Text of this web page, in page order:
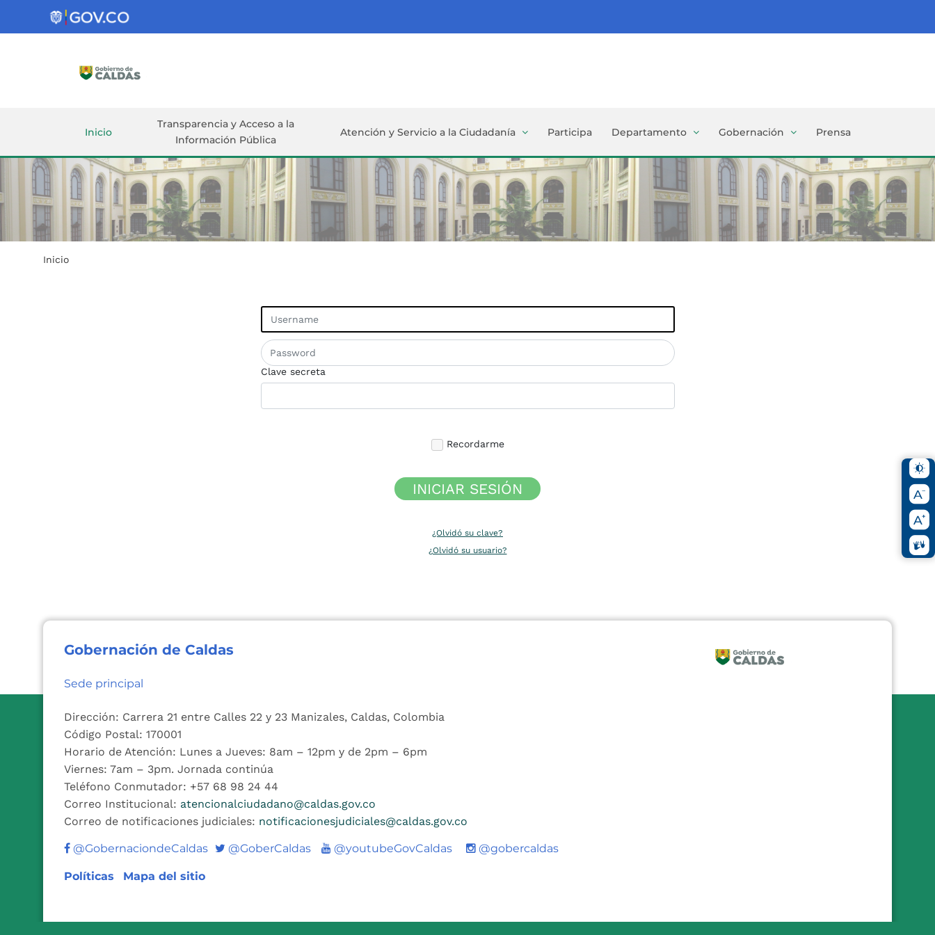
Gobernación
Inicio
Transparencia y Acceso a la
Información Pública
Atención y Servicio a la Ciudadanía Participa Departamento Gobernación Prensa
Inicio
Clave secreta
Recordarme
INICIAR SESIÓN
¿Olvidó su clave?
¿Olvidó su usuario?
Gobernación de Caldas
Sede principal
Dirección: Carrera 21 entre Calles 22 y 23 Manizales, Caldas, Colombia
Código Postal: 170001
Horario de Atención: Lunes a Jueves: 8am – 12pm y de 2pm – 6pm
Viernes: 7am – 3pm. Jornada continúa
Teléfono Conmutador: +57 68 98 24 44
Correo Institucional: atencionalciudadano@caldas.gov.co
Correo de notificaciones judiciales: notificacionesjudiciales@caldas.gov.co
@GobernaciondeCaldas Twitter
@GoberCaldas Youtube
@youtubeGovCaldas @gobercaldas
Políticas Mapa del sitio